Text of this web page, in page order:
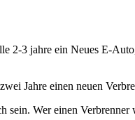
2-3 jahre ein Neues E-
Jahre einen neuen
Wer einen